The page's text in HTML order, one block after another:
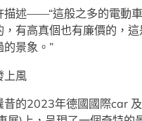
述——“這般之多的電動
，有高真個也有廉價的，
的景象。”
風
的2023年德國國際car 及